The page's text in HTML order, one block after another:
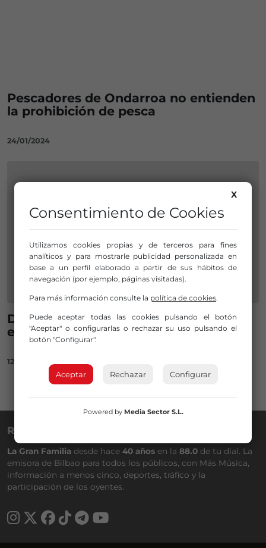
Pescadores de Ondarroa no entienden
la prohibición de pesca
24/01/2024
De momento se prohíben las rebajas
en las tiendas físicas
12/05/2020
RADIO NERVIÓN
La Gran Familia desde hace 40 años en la 88.0 de tu dial. La
emisora de Bilbao para todos los públicos, con Más Música,
información a menos cinco, deportes, tráfico y la
participación de los oyentes.
X
Consentimiento de Cookies
Utilizamos cookies propias y de terceros para fines
analíticos y para mostrarle publicidad personalizada en
base a un perfil elaborado a partir de sus hábitos de
navegación (por ejemplo, páginas visitadas).
Para más información consulte la política de cookies.
Puede aceptar todas las cookies pulsando el botón
"Aceptar" o configurarlas o rechazar su uso pulsando el
botón "Configurar".
Aceptar Rechazar Configurar
Powered by Media Sector S.L.